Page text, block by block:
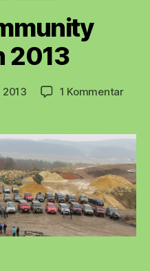
2013
2013 1 Kommentarzu